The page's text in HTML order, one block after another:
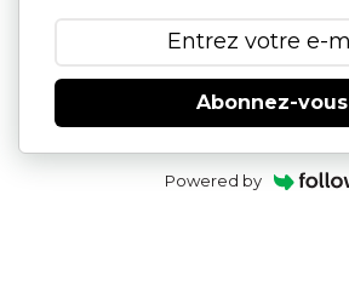
Abonnez-vous
Powered by